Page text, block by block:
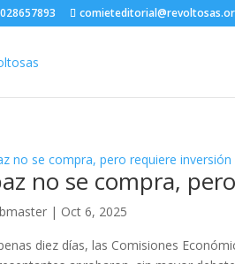
no se compra,
| Oct 6, 2025
diez días, las Comisiones